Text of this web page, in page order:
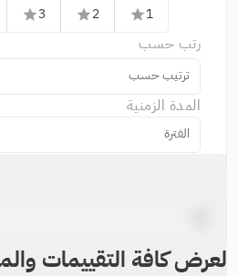
1
star
2
star
3
star
رتب حسب
ترتيب حسب
المدة الزمنية
الفترة
لعرض كافة التقييمات